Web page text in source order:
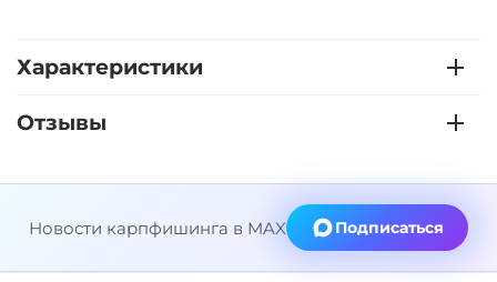
Характеристики
Отзывы
Новости карпфишинга в MAX Подписаться